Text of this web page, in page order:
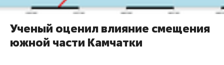
Ученый оценил влияние смещения
южной части Камчатки